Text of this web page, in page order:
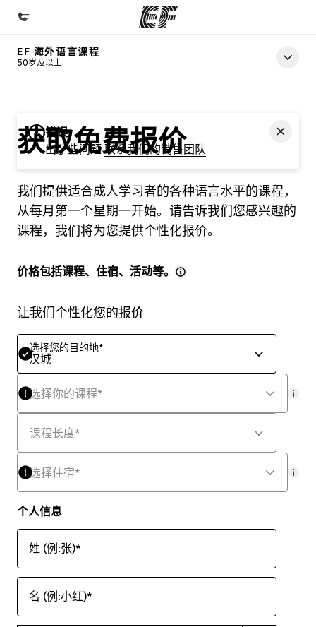
首页
查看所有英孚提供的课程
查找您附近的办公室
关于我们
职业发展
EF 海外语言课程
50岁及以上
获取免费报价
我们提供适合成人学习者的各种语言水平的课程，
从每月第一个星期一开始。请告诉我们您感兴趣的
课程，我们将为您提供个性化报价。
价格包括课程、住宿、活动等。
让我们个性化您的报价
选择您的目的地*
汉城
选择你的课程*
课程长度*
选择住宿*
个人信息
姓 (例:张)*
名 (例:小红)*
错误
出了些问题 联系我们的销售团队